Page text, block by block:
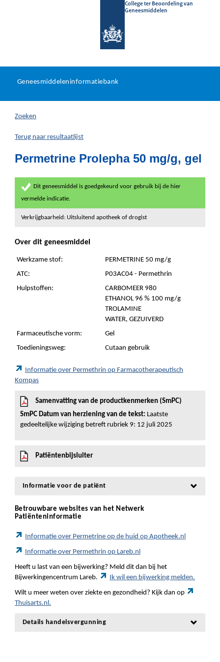
College ter Beoordeling van
Geneesmiddelen
U
hier:
Geneesmiddeleninformatiebank
Zoeken
Terug naar resultaatlijst
Permetrine Prolepha 50 mg/g, gel
Dit geneesmiddel is goedgekeurd voor gebruik bij de hier
vermelde indicatie.
Verkrijgbaarheid: Uitsluitend apotheek of drogist
Over dit geneesmiddel
Werkzame stof:
PERMETRINE 50 mg/g
ATC:
P03AC04 - Permethrin
Hulpstoffen:
CARBOMEER 980
ETHANOL 96 % 100 mg/g
TROLAMINE
WATER, GEZUIVERD
Farmaceutische vorm:
Gel
Toedieningsweg:
Cutaan gebruik
Informatie over Permethrin op Farmacotherapeutisch
Kompas
Samenvatting van de productkenmerken (SmPC)
SmPC Datum van herziening van de tekst: Laatste
gedeeltelijke wijziging betreft rubriek 9: 12 juli 2025
Patiëntenbijsluiter
Informatie voor de patiënt
Betrouwbare websites van het Netwerk
Patiënteninformatie
Informatie over Permetrine op de huid op Apotheek.nl
Informatie over Permethrin op Lareb.nl
Heeft u last van een bijwerking? Meld dit dan bij het
Bijwerkingencentrum Lareb.
Ik wil een bijwerking melden.
Wilt u meer weten over ziekte en gezondheid? Kijk dan op
Thuisarts.nl.
Details handelsvergunning